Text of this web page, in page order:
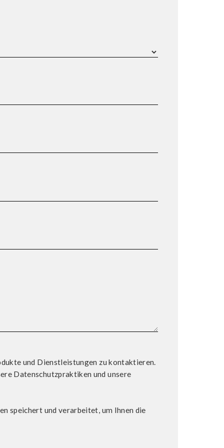
und Dienstleistungen zu kontaktieren.
Datenschutzpraktiken und unsere
speichert und verarbeitet, um Ihnen die